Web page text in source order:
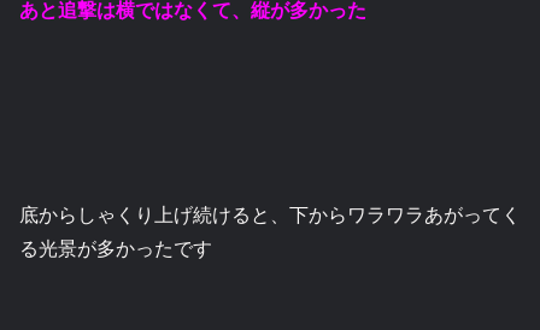
あと追撃は横ではなくて、縦が多かった
底からしゃくり上げ続けると、下からワラワラあがってく
る光景が多かったです